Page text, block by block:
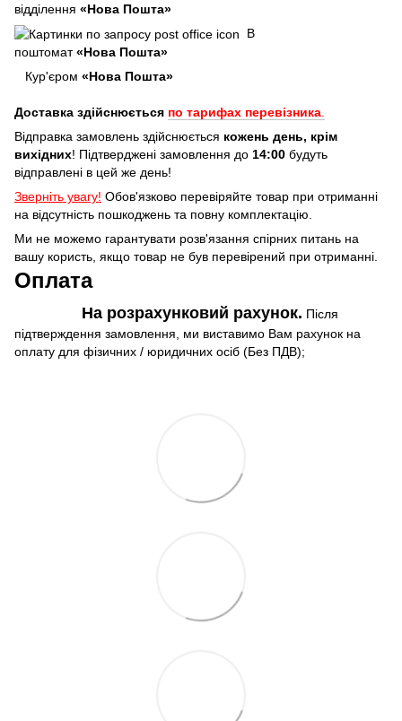
відділення «Нова Пошта»
В
поштомат«Нова Пошта»
Кур'єром «Нова Пошта»
Доставка здійснюється по тарифах перевізника
Відправка замовлень здійснюється кожень день, крім
вихідних! Підтверджені замовлення до 14:00 будуть
відправлені в цей же день!
Зверніть увагу! Обов'язково перевіряйте товар при отриманні
на відсутність пошкоджень та повну комплектацію.
Ми не можемо гарантувати розв'язання спірних питань на
вашу користь, якщо товар не був перевірений при отриманні.
Оплата
На розрахунковий рахунок. Після
підтверждення замовлення, ми виставимо Вам рахунок на
оплату для фізичних / юридичних осіб (Без ПДВ);